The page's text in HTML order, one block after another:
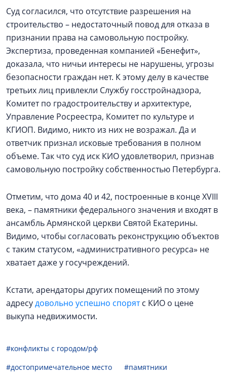
Суд согласился, что отсутствие разрешения на
строительство – недостаточный повод для отказа в
признании права на самовольную постройку.
Экспертиза, проведенная компанией «Бенефит»,
доказала, что ничьи интересы не нарушены, угрозы
безопасности граждан нет. К этому делу в качестве
третьих лиц привлекли Службу госстройнадзора,
Комитет по градостроительству и архитектуре,
Управление Росреестра, Комитет по культуре и
КГИОП. Видимо, никто из них не возражал. Да и
ответчик признал исковые требования в полном
объеме. Так что суд иск КИО удовлетворил, признав
самовольную постройку собственностью Петербурга.
Отметим, что дома 40 и 42, построенные в конце XVIII
века, – памятники федерального значения и входят в
ансамбль Армянской церкви Святой Екатерины.
Видимо, чтобы согласовать реконструкцию объектов
с таким статусом, «административного ресурса» не
хватает даже у госучреждений.
Кстати, арендаторы других помещений по этому
адресудовольно успешно спорятс КИО о цене
выкупа недвижимости.
#конфликты с городом/рф
#достопримечательное место
#памятники